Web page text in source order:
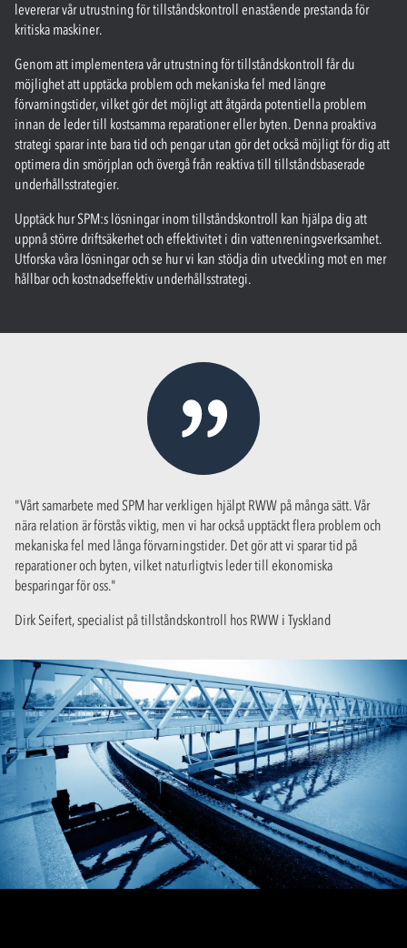
levererar vår utrustning för tillståndskontroll enastående prestanda för
kritiska maskiner.
Genom att implementera vår utrustning för tillståndskontroll får du
möjlighet att upptäcka problem och mekaniska fel med längre
förvarningstider, vilket gör det möjligt att åtgärda potentiella problem
innan de leder till kostsamma reparationer eller byten. Denna proaktiva
strategi sparar inte bara tid och pengar utan gör det också möjligt för dig att
optimera din smörjplan och övergå från reaktiva till tillståndsbaserade
underhållsstrategier.
Upptäck hur SPM:s lösningar inom tillståndskontroll kan hjälpa dig att
uppnå större driftsäkerhet och effektivitet i din vattenreningsverksamhet.
Utforska våra lösningar och se hur vi kan stödja din utveckling mot en mer
hållbar och kostnadseffektiv underhållsstrategi.
"Vårt samarbete med SPM har verkligen hjälpt RWW på många sätt. Vår
nära relation är förstås viktig, men vi har också upptäckt flera problem och
mekaniska fel med långa förvarningstider. Det gör att vi sparar tid på
reparationer och byten, vilket naturligtvis leder till ekonomiska
besparingar för oss."
Dirk Seifert, specialist på tillståndskontroll hos RWW i Tyskland